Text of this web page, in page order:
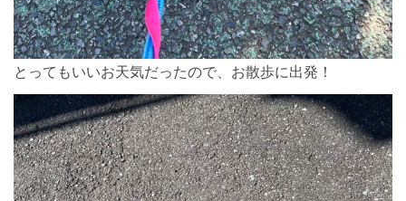
とってもいいお天気だったので、お散歩に出発！